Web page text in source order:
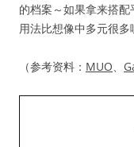
的档案～如果拿来搭配
用法比想像中多元很多
（参考资料： MUO